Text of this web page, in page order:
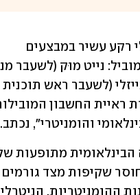
והומניטרי", נכתב.